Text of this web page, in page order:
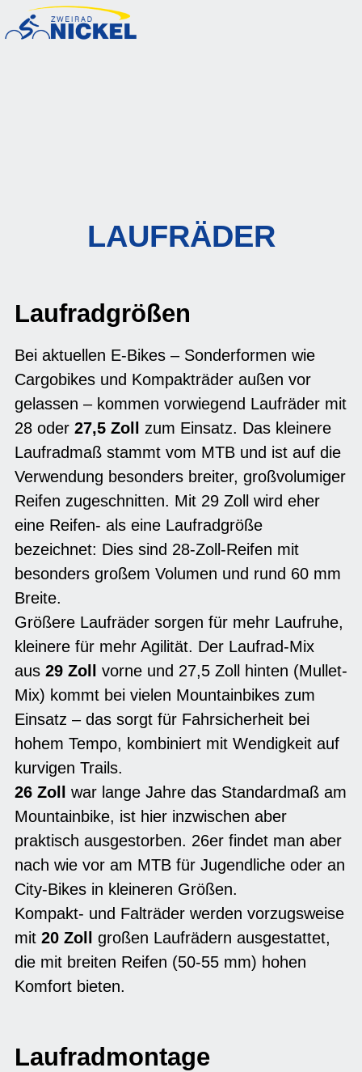
LAUFRÄDER
Laufradgrößen
Bei aktuellen E-Bikes – Sonderformen wie
Cargobikes und Kompakträder außen vor
gelassen – kommen vorwiegend Laufräder mit
28 oder 27,5 Zoll
zum Einsatz. Das kleinere
Laufradmaß stammt vom MTB und ist auf die
Verwendung besonders breiter, großvolumiger
Reifen zugeschnitten. Mit 29 Zoll wird eher
eine Reifen- als eine Laufradgröße
bezeichnet: Dies sind 28-Zoll-Reifen mit
besonders großem Volumen und rund 60 mm
Breite.
Größere Laufräder sorgen für mehr Laufruhe,
kleinere für mehr Agilität. Der Laufrad-Mix
aus 29 Zoll
vorne und 27,5 Zoll hinten (Mullet-
Mix) kommt bei vielen Mountainbikes zum
Einsatz – das sorgt für Fahrsicherheit bei
hohem Tempo, kombiniert mit Wendigkeit auf
kurvigen Trails.
26 Zoll
war lange Jahre das Standardmaß am
Mountainbike, ist hier inzwischen aber
praktisch ausgestorben. 26er findet man aber
nach wie vor am MTB für Jugendliche oder an
City-Bikes in kleineren Größen.
Kompakt- und Falträder werden vorzugsweise
mit 20 Zoll großen Laufrädern ausgestattet,
die mit breiten Reifen (50-55 mm) hohen
Komfort bieten.
Laufradmontage